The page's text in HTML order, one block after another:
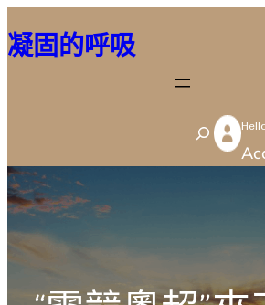
至
容
凝固的呼吸
S
e